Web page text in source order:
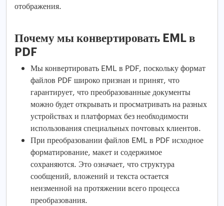
отображения.
Почему мы конвертировать EML в
PDF
Мы конвертировать EML в PDF, поскольку формат
файлов PDF широко признан и принят, что
гарантирует, что преобразованные документы
можно будет открывать и просматривать на разных
устройствах и платформах без необходимости
использования специальных почтовых клиентов.
При преобразовании файлов EML в PDF исходное
форматирование, макет и содержимое
сохраняются. Это означает, что структура
сообщений, вложений и текста остается
неизменной на протяжении всего процесса
преобразования.